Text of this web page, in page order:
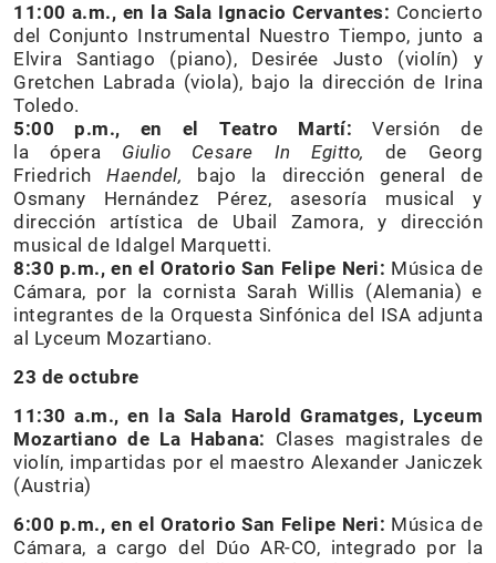
11:00 a.m., en la Sala Ignacio Cervantes: Concierto
del Conjunto Instrumental Nuestro Tiempo, junto a
Elvira Santiago (piano), Desirée Justo (violín) y
Gretchen Labrada (viola), bajo la dirección de Irina
Toledo.
5:00 p.m., en el Teatro Martí: Versión de
la ópera Giulio Cesare In Egitto, de Georg
FriedrichHaendel, bajo la dirección general de
Osmany Hernández Pérez, asesoría musical y
dirección artística de Ubail Zamora, y dirección
musical de Idalgel Marquetti.
8:30 p.m., en el Oratorio San Felipe Neri: Música de
Cámara, por la cornista Sarah Willis (Alemania) e
integrantes de la Orquesta Sinfónica del ISA adjunta
al Lyceum Mozartiano.
23 de octubre
11:30 a.m., en la Sala Harold Gramatges, Lyceum
Mozartiano de La Habana: Clases magistrales de
violín, impartidas por el maestro Alexander Janiczek
(Austria)
6:00 p.m., en el Oratorio San Felipe Neri: Música de
Cámara, a cargo del Dúo AR-CO, integrado por la